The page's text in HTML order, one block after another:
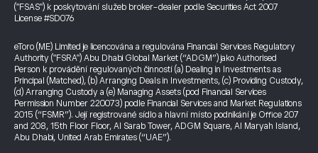
("FSAS") k poskytování služeb broker-dealer podle Securities Act 2007
License #SD076
eToro (ME) Limited je licencována a regulována Financial Services Regulatory
Authority ("FSRA") Abu Dhabi Global Market (“ADGM”) jako Authorised
Person k provádění regulovaných činností (a) Dealing in Investments as
Principal (Matched), (b) Arranging Deals in Investments, (c) Providing Custody,
(d) Arranging Custody a (e) Managing Assets (pod Financial Services
Permission Number 220073) podle Financial Services and Market Regulations
2015 (“FSMR”). Její registrované sídlo a hlavní místo podnikání je Office 207
and 208, 15th Floor Floor, Al Sarab Tower, ADGM Square, Al Maryah Island,
Abu Dhabi, United Arab Emirates (“UAE”).